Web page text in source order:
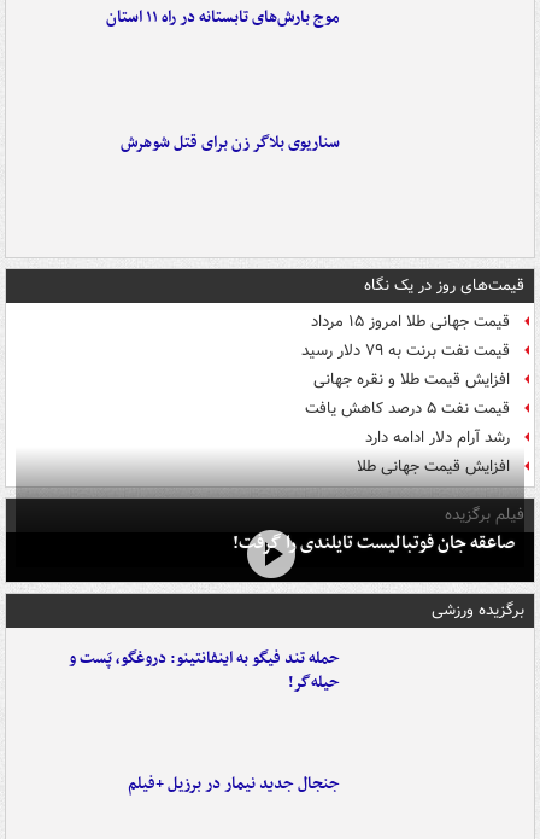
موج بارش‌های تابستانه در راه ۱۱ استان
سناریوی بلاگر زن برای قتل شوهرش
قیمت‌های روز در یک نگاه
قیمت جهانی طلا امروز ۱۵ مرداد
قیمت نفت برنت به ۷۹ دلار رسید
افزایش قیمت طلا و نقره جهانی
قیمت نفت ۵ درصد کاهش یافت
رشد آرام دلار ادامه دارد
افزایش قیمت جهانی طلا
فیلم برگزیده
صاعقه جان فوتبالیست تایلندی را گرفت!
برگزیده ورزشی
حمله تند فیگو به اینفانتینو: دروغگو، پَست‌ و
حیله‌گر!
جنجال جدید نیمار در برزیل +فیلم